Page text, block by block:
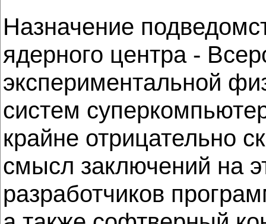
Назначение
ядерного центра -
экспериментальной
систем
крайне отрицательно
смысл заключений на
разработчиков